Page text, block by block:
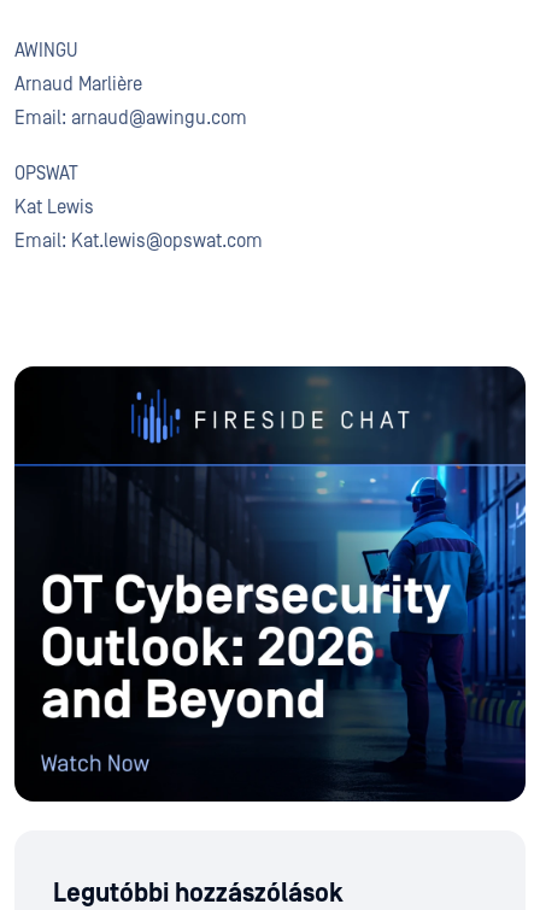
AWINGU
Arnaud Marlière
Email: arnaud@awingu.com
OPSWAT
Kat Lewis
Email: Kat.lewis@opswat.com
Legutóbbi hozzászólások